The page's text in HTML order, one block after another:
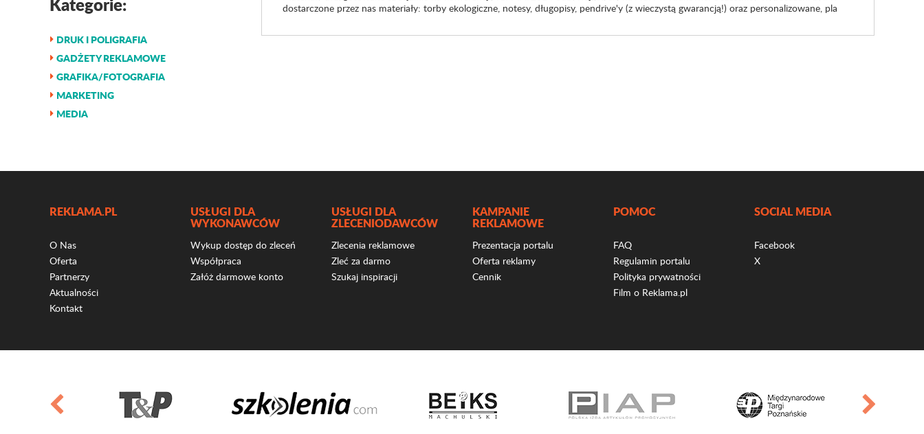
DRUK I POLIGRAFIA
GADŻETY REKLAMOWE
GRAFIKA/FOTOGRAFIA
MARKETING
MEDIA
dostarczone przez nas materiały: torby ekologiczne, notesy, długopisy, pendrive'y (z wieczystą gwarancją!) oraz personalizowane, pla
REKLAMA.PL
O Nas
Oferta
Partnerzy
Aktualności
Kontakt
USŁUGI DLA
WYKONAWCÓW
Wykup dostęp do zleceń
Współpraca
Załóż darmowe konto
USŁUGI DLA
ZLECENIODAWCÓW
Zlecenia reklamowe
Zleć za darmo
Szukaj inspiracji
KAMPANIE
REKLAMOWE
Prezentacja portalu
Oferta reklamy
Cennik
POMOC
FAQ
Regulamin portalu
Polityka prywatności
Film o Reklama.pl
SOCIAL MEDIA
Facebook
X